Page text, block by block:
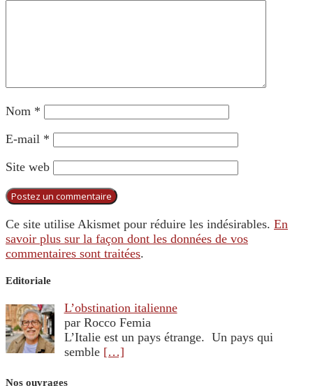
Nom *
E-mail *
Site web
Ce site utilise Akismet pour réduire les indésirables. En
savoir plus sur la façon dont les données de vos
commentaires sont traitées.
Editoriale
L’obstination italienne
par Rocco Femia
L’Italie est un pays étrange. Un pays qui
semble […]
Nos ouvrages